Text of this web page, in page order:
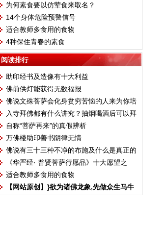
为何素食要以仿荤食来取名？
14个身体危险预警信号
适合教师多食用的食物
4种保住青春的素食
阅读排行
助印经书及造像有十大利益
佛前供灯能获得无数福报
佛说文殊菩萨会化身贫穷苦恼的人来为你培
福
入寺拜佛都有什么讲究？抽烟喝酒后可以拜
佛吗？
自称“菩萨再来”的真假辨析
万佛楼助印善书阴律无情
佛说有三十三种不净的布施及什么是真正的
布施
《华严经· 普贤菩萨行愿品》十大愿望之
一：随顺众生
适合教师多食用的食物
【网站原创】}欲为诸佛龙象,先做众生马牛